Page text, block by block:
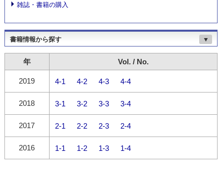
雑誌・書籍の購入
書籍情報から探す ▼
年 Vol. / No.
2019 4-1 4-2 4-3 4-4
2018 3-1 3-2 3-3 3-4
2017 2-1 2-2 2-3 2-4
2016 1-1 1-2 1-3 1-4